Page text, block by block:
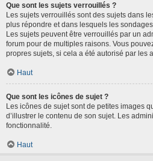
Que sont les sujets verrouillés ?
Les sujets verrouillés sont des sujets dans
plus répondre et dans lesquels les
Les sujets peuvent être verrouillés par un
forum pour de multiples raisons. Vous
propres sujets, si cela a été autorisé par les
Haut
Que sont les icônes de sujet ?
Les icônes de sujet sont de petites images
d’illustrer le contenu de son sujet. Les
fonctionnalité.
Haut